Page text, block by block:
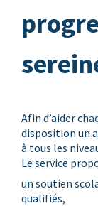
Afin d’aider
disposition un
à tous les
Le service
un soutien
qualifiés,